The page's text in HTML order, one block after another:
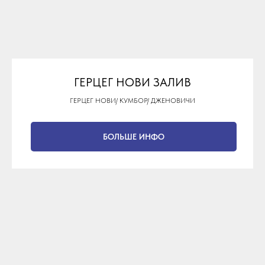
ГЕРЦЕГ НОВИ ЗАЛИВ
ГЕРЦЕГ НОВИ/ КУМБОР/ ДЖЕНОВИЧИ
БОЛЬШЕ ИНФО